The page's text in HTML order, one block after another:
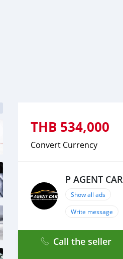
THB 534,000
Convert Currency
P AGENT CAR
Show all ads
Write message
Call the seller